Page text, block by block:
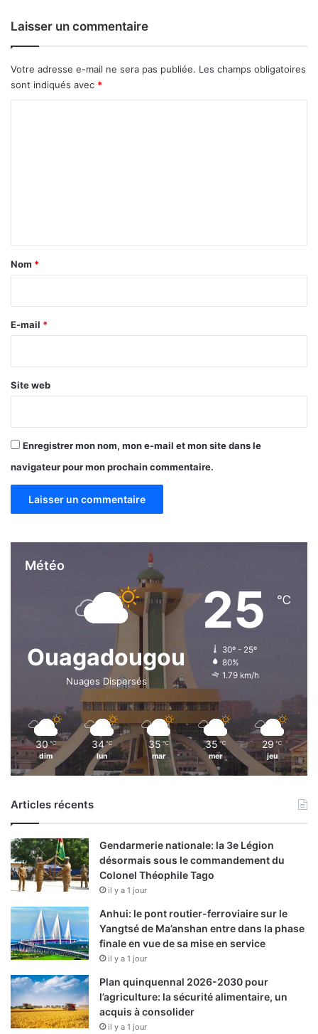
o
r
é
p
p
p
o
t
I
T
E
Laisser un commentaire
Votre adresse e-mail ne sera pas publiée. Les champs obligatoires
sont indiqués avec *
a
e
Nom *
E-mail *
Site web
Enregistrer mon nom, mon e-mail et mon site dans le
navigateur pour mon prochain commentaire.
Météo
Ouagadougou
Nuages Dispersés
25 ℃
30º - 25º
80%
1.79 km/h
30 ℃
dim
34 ℃
lun
35 ℃
mar
35 ℃
mer
29 ℃
jeu
Articles récents
Gendarmerie nationale: la 3e Légion
désormais sous le commandement du
Colonel Théophile Tago
il y a 1 jour
Anhui: le pont routier-ferroviaire sur le
Yangtsé de Ma’anshan entre dans la phase
finale en vue de sa mise en service
il y a 1 jour
Plan quinquennal 2026-2030 pour
l’agriculture: la sécurité alimentaire, un
acquis à consolider
il y a 1 jour